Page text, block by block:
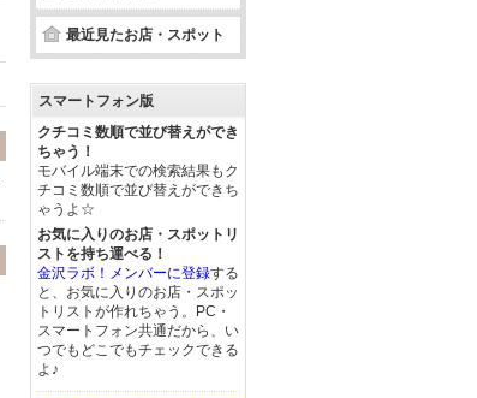
最近見たお店・スポット
スマートフォン版
クチコミ数順で並び替えができ
ちゃう！
モバイル端末での検索結果もク
チコミ数順で並び替えができち
ゃうよ☆
お気に入りのお店・スポットリ
ストを持ち運べる！
金沢ラボ！メンバーに登録する
と、お気に入りのお店・スポッ
トリストが作れちゃう。PC・
スマートフォン共通だから、い
つでもどこでもチェックできる
よ♪